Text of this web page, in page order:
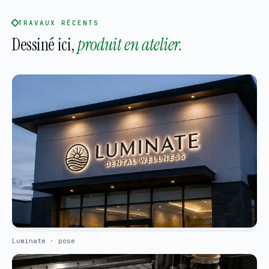
TRAVAUX RÉCENTS
Dessiné ici,produit en atelier.
Luminate · pose